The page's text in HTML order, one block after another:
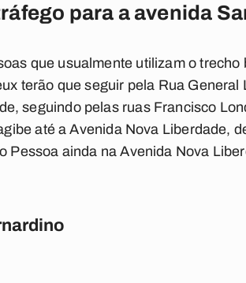
para a avenida
que usualmente utilizam o
terão que seguir pela Rua
seguindo pelas ruas Francisco
até a Avenida Nova Liberdade,
Pessoa ainda na Avenida Nova